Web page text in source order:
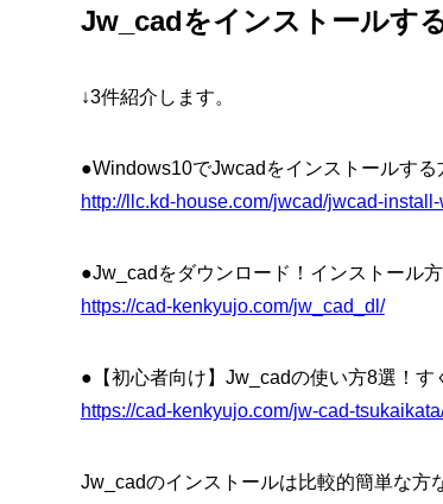
Jw_cadをインストールす
↓3件紹介します。
●Windows10でJwcadをインストールする
http://llc.kd-house.com/jwcad/jwcad-
●Jw_cadをダウンロード！インストール
https://cad-kenkyujo.com/jw_cad_dl/
●【初心者向け】Jw_cadの使い方8選！
https://cad-kenkyujo.com/jw-cad-
Jw_cadのインストールは比較的簡単な方